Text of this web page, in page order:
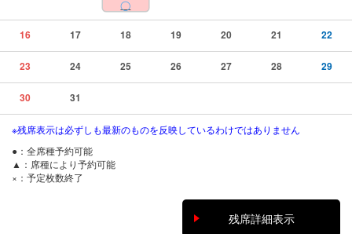
◯
16 17 18 19 20 21 22
23 24 25 26 27 28 29
30 31
※残席表示は必ずしも最新のものを反映しているわけではありません
●：全席種予約可能
▲：席種により予約可能
×：予定枚数終了
残席詳細表示